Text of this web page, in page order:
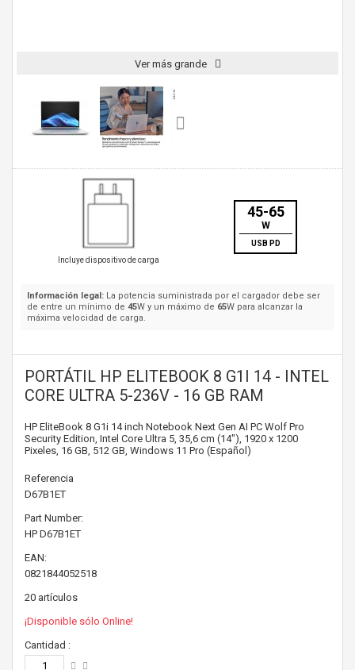
Ver más grande
Incluye dispositivo de carga
45-65
W
USB PD
Información legal: La potencia suministrada por el cargador debe ser
de entre un mínimo de 45W y un máximo de 65W para alcanzar la
máxima velocidad de carga.
PORTÁTIL HP ELITEBOOK 8 G1I 14 - INTEL
CORE ULTRA 5-236V - 16 GB RAM
HP EliteBook 8 G1i 14 inch Notebook Next Gen AI PC Wolf Pro
Security Edition, Intel Core Ultra 5, 35,6 cm (14"), 1920 x 1200
Pixeles, 16 GB, 512 GB, Windows 11 Pro (Español)
Referencia
D67B1ET
Part Number:
HP D67B1ET
EAN:
0821844052518
20 artículos
¡Disponible sólo Online!
Cantidad :